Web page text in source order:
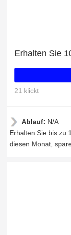
Erhalten Sie
21 klickt
Ablauf: N/A
Erhalten Sie bis zu
diesen Monat,